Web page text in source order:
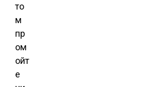
то
м
пр
ом
ойт
е